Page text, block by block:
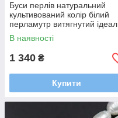
Буси перлів натуральний
культивований колір білий
перламутр витягнутий ідеал
довжина нитки 45 см розмір
8х10 мм
В наявності
1 340 ₴
Купити